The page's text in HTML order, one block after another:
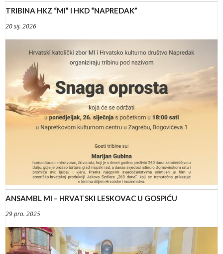
TRIBINA HKZ “MI” I HKD “NAPREDAK”
20 sij. 2026
ANSAMBL MI – HRVATSKI LESKOVAC U GOSPIĆU
29 pro. 2025